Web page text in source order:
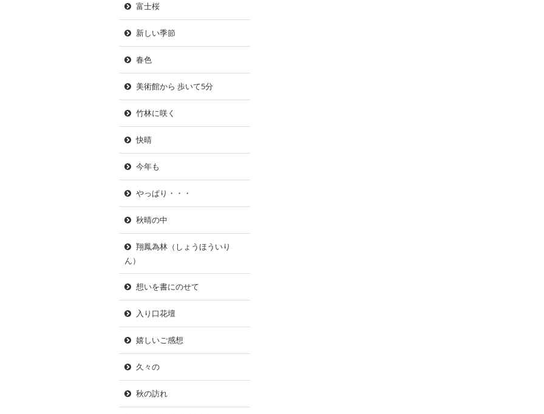
富士桜
新しい季節
春色
美術館から 歩いて5分
竹林に咲く
快晴
今年も
やっぱり・・・
秋晴の中
翔鳳為林（しょうほういり
ん）
想いを書にのせて
入り口花壇
嬉しいご感想
久々の
秋の訪れ